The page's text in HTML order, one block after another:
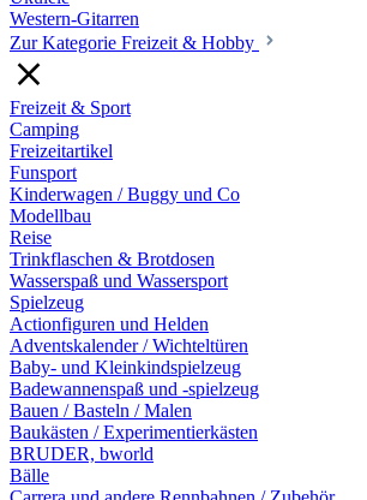
Western-Gitarren
Zur Kategorie Freizeit & Hobby
Freizeit & Sport
Camping
Freizeitartikel
Funsport
Kinderwagen / Buggy und Co
Modellbau
Reise
Trinkflaschen & Brotdosen
Wasserspaß und Wassersport
Spielzeug
Actionfiguren und Helden
Adventskalender / Wichteltüren
Baby- und Kleinkindspielzeug
Badewannenspaß und -spielzeug
Bauen / Basteln / Malen
Baukästen / Experimentierkästen
BRUDER, bworld
Bälle